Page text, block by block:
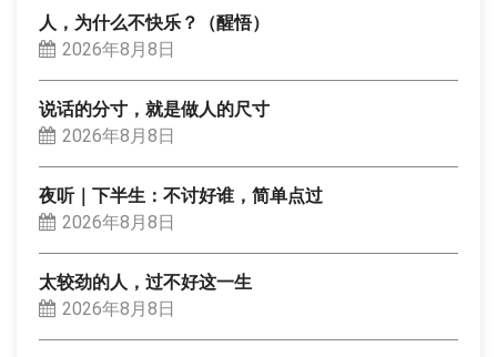
人，为什么不快乐？（醒悟）
2026年8月8日
说话的分寸，就是做人的尺寸
2026年8月8日
夜听｜下半生：不讨好谁，简单点过
2026年8月8日
太较劲的人，过不好这一生
2026年8月8日